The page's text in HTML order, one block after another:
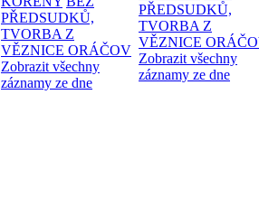
PŘEDSUDKŮ,
TVORBA Z
VĚZNICE ORÁČOV
Zobrazit všechny
záznamy ze dne
PŘEDSUDKŮ,
TVORBA Z
VĚZNICE
Zobrazit všechny
záznamy ze dne